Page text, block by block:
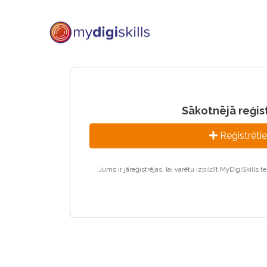
Sākotnējā
Jums ir jāreģistrējas, lai varētu izpildīt MyDigiSkills